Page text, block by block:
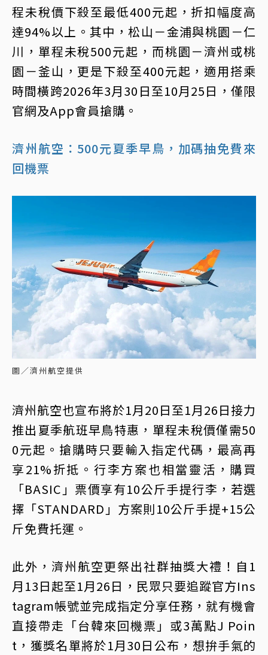
程未稅價下殺至最低400元起，折扣幅度高
達94%以上。其中，松山－金浦與桃園－仁
川，單程未稅500元起，而桃園－濟州或桃
園－釜山，更是下殺至400元起，適用搭乘
時間橫跨2026年3月30日至10月25日，僅限
官網及App會員搶購。
濟州航空：500元夏季早鳥，加碼抽免費來
回機票
圖／濟州航空提供
濟州航空也宣布將於1月20日至1月26日接力
推出夏季航班早鳥特惠，單程未稅價僅需50
0元起。搶購時只要輸入指定代碼，最高再
享21%折抵。行李方案也相當靈活，購買
「BASIC」票價享有10公斤手提行李，若選
擇「STANDARD」方案則10公斤手提+15公
斤免費托運。
此外，濟州航空更祭出社群抽獎大禮！自1
月13日起至1月26日，民眾只要追蹤官方Ins
tagram帳號並完成指定分享任務，就有機會
直接帶走「台韓來回機票」或3萬點J Poin
t，獲獎名單將於1月30日公布，想拚手氣的